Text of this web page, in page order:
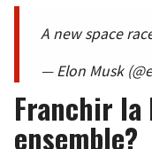
A new space
— Elon Musk
Franchir la
ensemble?